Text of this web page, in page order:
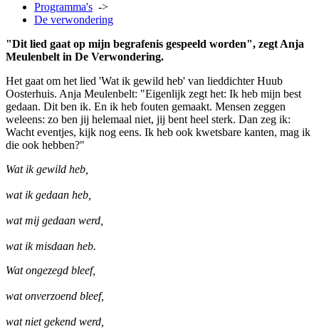
Programma's ->
De verwondering
"Dit lied gaat op mijn begrafenis gespeeld worden", zegt Anja
Meulenbelt in De Verwondering.
Het gaat om het lied 'Wat ik gewild heb' van lieddichter Huub
Oosterhuis. Anja Meulenbelt: "Eigenlijk zegt het: Ik heb mijn best
gedaan. Dit ben ik. En ik heb fouten gemaakt. Mensen zeggen
weleens: zo ben jij helemaal niet, jij bent heel sterk. Dan zeg ik:
Wacht eventjes, kijk nog eens. Ik heb ook kwetsbare kanten, mag ik
die ook hebben?"
Wat ik gewild heb,
wat ik gedaan heb,
wat mij gedaan werd,
wat ik misdaan heb.
Wat ongezegd bleef,
wat onverzoend bleef,
wat niet gekend werd,